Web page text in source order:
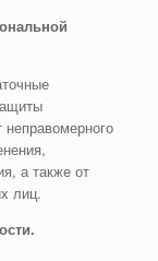
а также от
лиц.